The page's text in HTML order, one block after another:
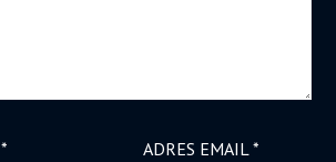
* ADRES EMAIL*